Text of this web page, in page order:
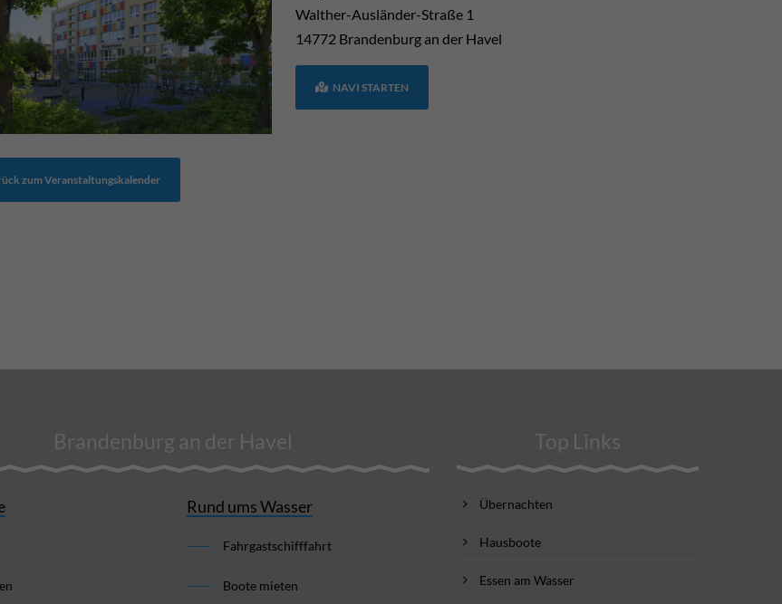
Walther-Ausländer-Straße 1
14772 Brandenburg an der Havel
NAVI STARTEN
zum Veranstaltungskalender
Brandenburg an der Havel
Rund ums Wasser
Fahrgastschifffahrt
Boote mieten
Top Links
Übernachten
Hausboote
Essen am Wasser